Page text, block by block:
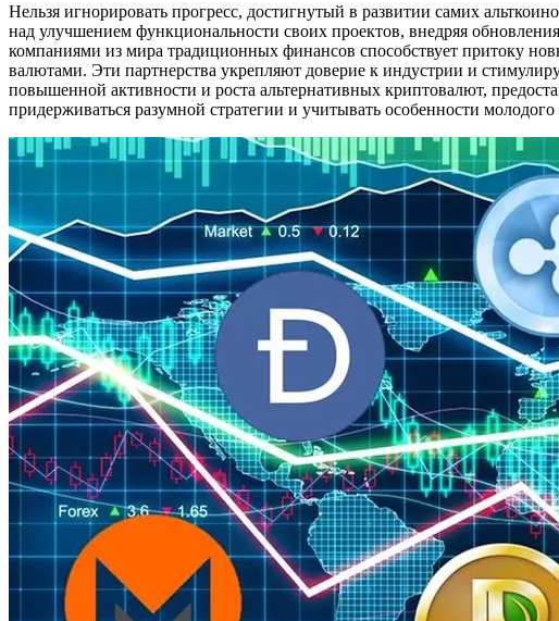
Нельзя игнорировать прогресс, достигнутый в развитии самих
над улучшением функциональности своих проектов, внедряя
компаниями из мира традиционных финансов способствует притоку
валютами. Эти партнерства укрепляют доверие к индустрии и
повышенной активности и роста альтернативных криптовалют,
придерживаться разумной стратегии и учитывать особенности